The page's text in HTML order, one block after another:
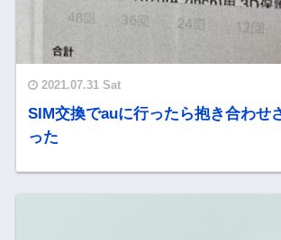
2021.07.31 Sat
SIM交換でauに行ったら抱き合わせ
った